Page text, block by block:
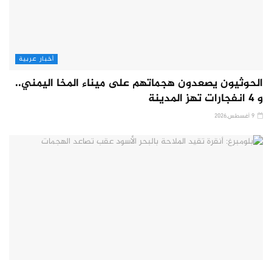
أخبار عربية
الحوثيون يصعدون هجماتهم على ميناء المخا اليمني..
و 4 انفجارات تهز المدينة